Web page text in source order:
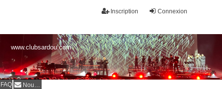
Connexion
Inscription
www.clubsardou.com
FAQ Nous contacter